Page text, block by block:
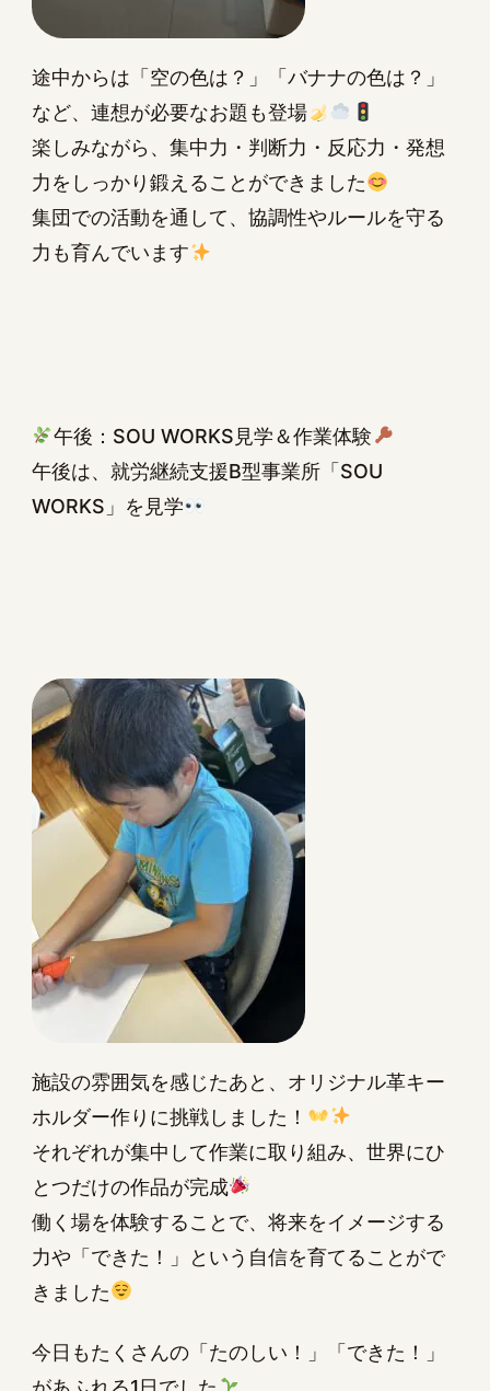
途中からは「空の色は？」「バナナの色は？」
など、連想が必要なお題も登場
楽しみながら、集中力・判断力・反応力・発想
力をしっかり鍛えることができました
集団での活動を通して、協調性やルールを守る
力も育んでいます
午後：SOU WORKS見学＆作業体験
午後は、就労継続支援B型事業所「SOU
WORKS」を見学
施設の雰囲気を感じたあと、オリジナル革キー
ホルダー作りに挑戦しました！
それぞれが集中して作業に取り組み、世界にひ
とつだけの作品が完成
働く場を体験することで、将来をイメージする
力や「できた！」という自信を育てることがで
きました
今日もたくさんの「たのしい！」「できた！」